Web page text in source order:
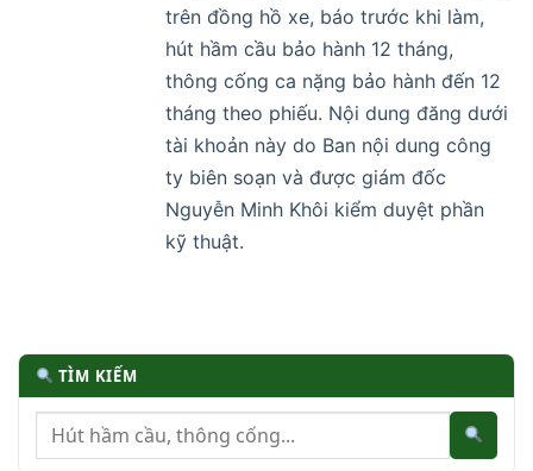
trên đồng hồ xe, báo trước khi làm,
hút hầm cầu bảo hành 12 tháng,
thông cống ca nặng bảo hành đến 12
tháng theo phiếu. Nội dung đăng dưới
tài khoản này do Ban nội dung công
ty biên soạn và được giám đốc
Nguyễn Minh Khôi kiểm duyệt phần
kỹ thuật.
TÌM KIẾM